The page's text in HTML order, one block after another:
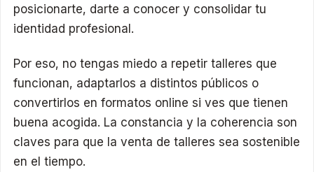
posicionarte, darte a conocer y consolidar tu
identidad profesional.
Por eso, no tengas miedo a repetir talleres que
funcionan, adaptarlos a distintos públicos o
convertirlos en formatos online si ves que tienen
buena acogida. La constancia y la coherencia son
claves para que la venta de talleres sea sostenible
en el tiempo.